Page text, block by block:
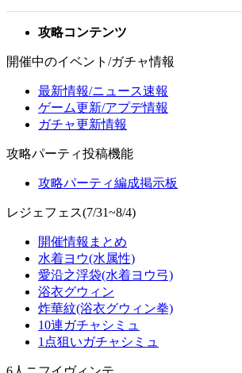
攻略コンテンツ
開催中のイベント/ガチャ情報
最新情報/ニュース速報
ゲーム更新/アプデ情報
ガチャ更新情報
攻略パーティ投稿機能
攻略パーティ編成掲示板
レジェフェス(7/31~8/4)
開催情報まとめ
水着ヨウ(水属性)
愛沿之浮袋(水着ヨウ弓)
浴衣グウィン
炸華紋(浴衣グウィン拳)
10連ガチャシミュ
1点狙いガチャシミュ